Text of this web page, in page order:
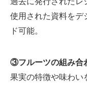
使用された資料をデ
ド可能。
③フルーツの組み合
果実の特徴や味わい